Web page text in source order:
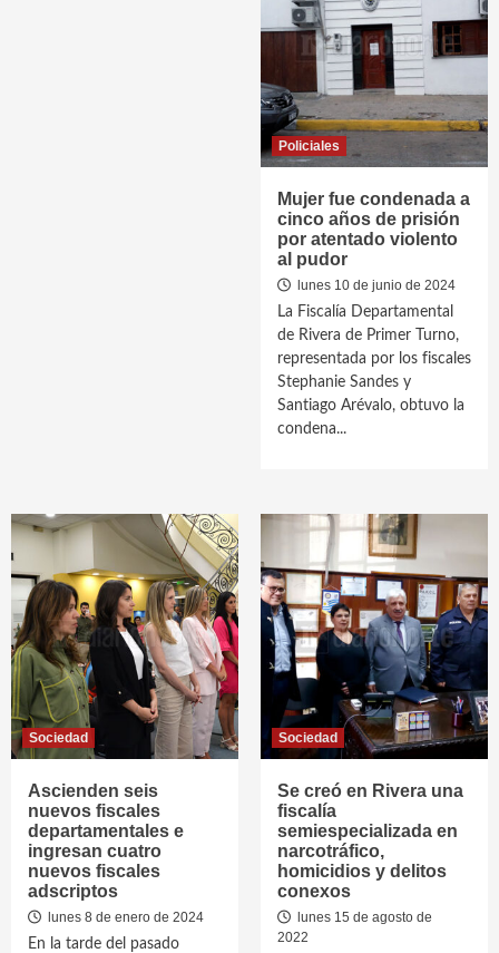
Policiales
Mujer fue condenada a
cinco años de prisión
por atentado violento
al pudor
lunes 10 de junio de 2024
La Fiscalía Departamental
de Rivera de Primer Turno,
representada por los fiscales
Stephanie Sandes y
Santiago Arévalo, obtuvo la
condena...
Sociedad
Ascienden seis
nuevos fiscales
departamentales e
ingresan cuatro
nuevos fiscales
adscriptos
lunes 8 de enero de 2024
En la tarde del pasado
Sociedad
Se creó en Rivera una
fiscalía
semiespecializada en
narcotráfico,
homicidios y delitos
conexos
lunes 15 de agosto de
2022